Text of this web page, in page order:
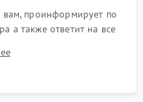
вам, проинформирует по
а также ответит на все